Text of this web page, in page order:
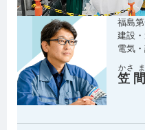
福島
建設
電気
笠
かさ
間
ま